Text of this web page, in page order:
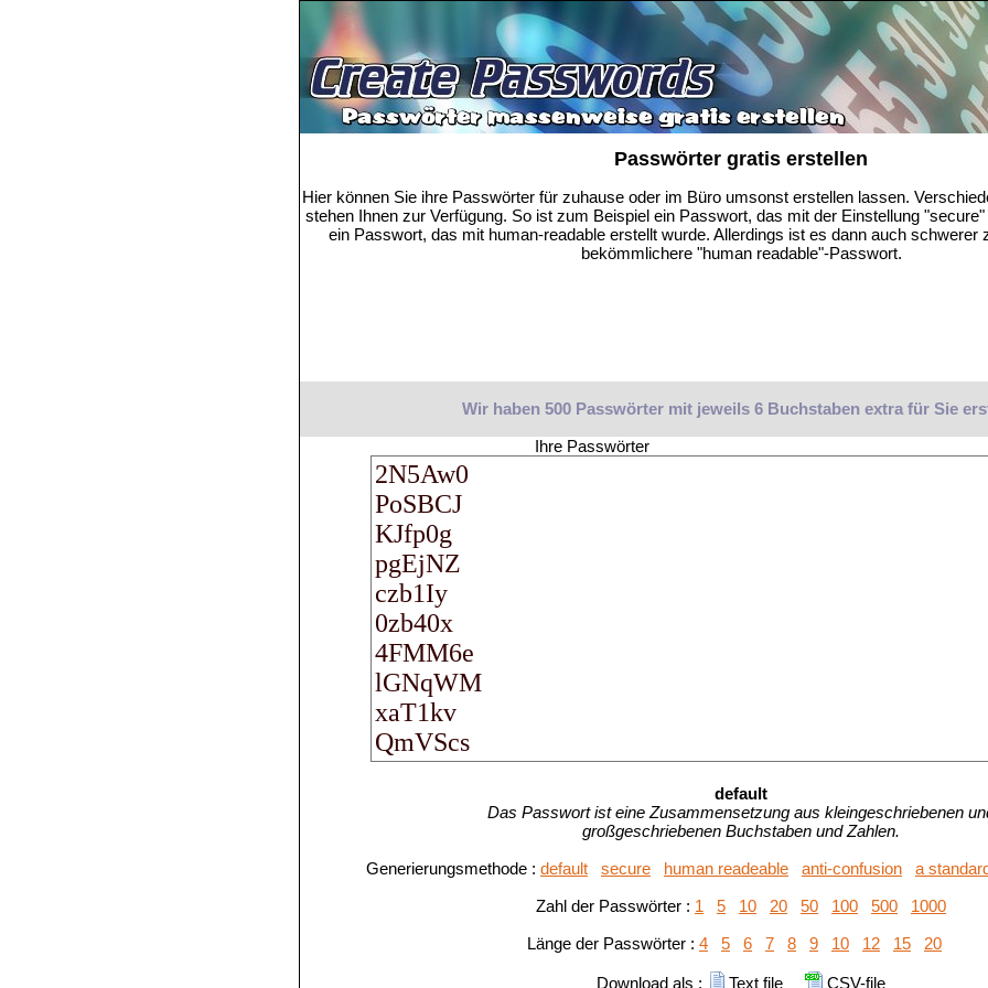
Passwörter gratis erstellen
Hier können Sie ihre Passwörter für zuhause oder im Büro umsonst erstellen lassen.
stehen Ihnen zur Verfügung. So ist zum Beispiel ein Passwort, das mit der Einstellung
ein Passwort, das mit human-readable erstellt wurde. Allerdings ist es dann auch schwerer
bekömmlichere "human readable"-Passwort.
Wir haben 500 Passwörter mit jeweils 6 Buchstaben extra für Sie
Ihre Passwörter
default
Das Passwort ist eine Zusammensetzung aus kleingeschriebenen
großgeschriebenen Buchstaben und Zahlen.
Generierungsmethode : default secure human readeable anti-confusion a
Zahl der Passwörter : 1 5 10 20 50 100 500
1000
Länge der Passwörter : 4 5 6 7 8 9 10 12 15 20
Download als : Text file CSV-file